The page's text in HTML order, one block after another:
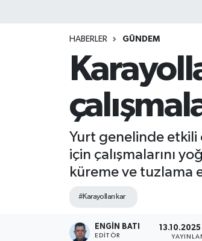
HABERLER GÜNDEM
Yurt genelinde etkili
için çalışmalarını
küreme ve tuzlama
#Karayolları kar
ENGIN BATI
EDITÖR